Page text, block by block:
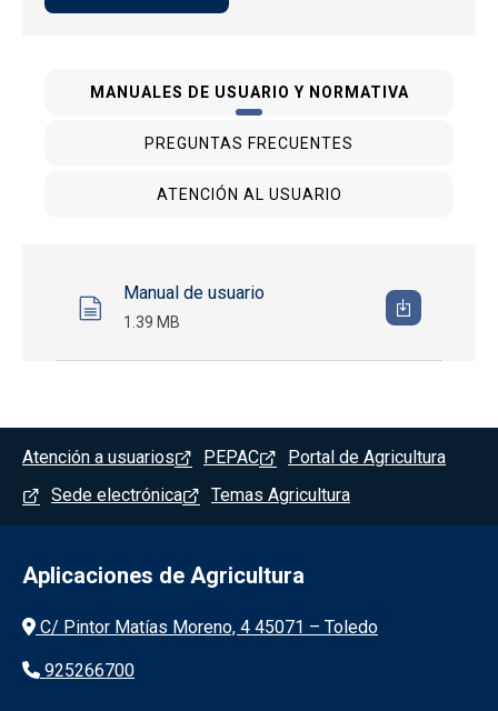
MANUALES DE USUARIO Y NORMATIVA
PREGUNTAS FRECUENTES
ATENCIÓN AL USUARIO
Manual de usuario
1.39 MB
Menú del pie
Atención a usuarios PEPAC
Portal de Agricultura
Sede electrónica
Temas Agricultura
Aplicaciones de Agricultura
Información de la institución
C/ Pintor Matías Moreno, 4 45071 – Toledo
925266700